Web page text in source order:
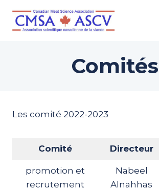
content
Comités
Les comité 2022-2023
Comité Directeur
promotion et
recrutement
Nabeel
Alnahhas